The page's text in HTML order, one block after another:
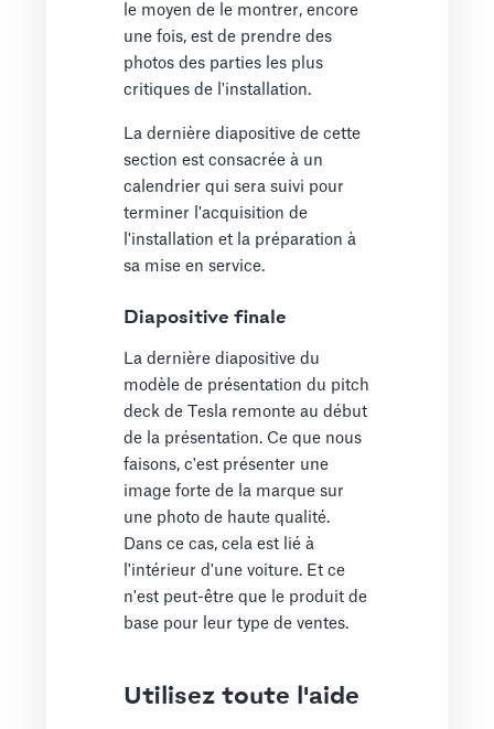
le moyen de le montrer, encore
une fois, est de prendre des
photos des parties les plus
critiques de l'installation.
La dernière diapositive de cette
section est consacrée à un
calendrier qui sera suivi pour
terminer l'acquisition de
l'installation et la préparation à
sa mise en service.
Diapositive finale
La dernière diapositive du
modèle de présentation du pitch
deck de Tesla remonte au début
de la présentation. Ce que nous
faisons, c'est présenter une
image forte de la marque sur
une photo de haute qualité.
Dans ce cas, cela est lié à
l'intérieur d'une voiture. Et ce
n'est peut-être que le produit de
base pour leur type de ventes.
Utilisez toute l'aide